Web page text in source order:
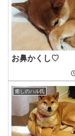
お鼻かくし♡
癒しのハル氏